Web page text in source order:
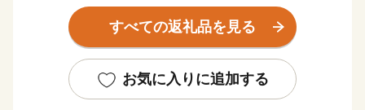
る、衣掛山のループ線や山中隧道をはじめとする鉄道遺
産群。
日本最北限、甘さが自慢の「東浦みかん」。
”御食国”のルーツとして、食物の神・伊奢沙別神（いさ
すべての返礼品を見る
お気に入りに追加する